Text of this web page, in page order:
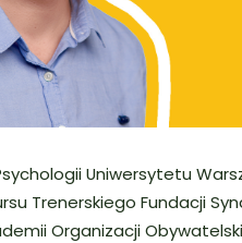
Uniwersytetu
Trenerskiego Fundacji
Organizacji